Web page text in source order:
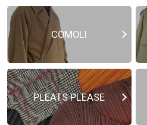
COMOLI
PLEATS PLEASE